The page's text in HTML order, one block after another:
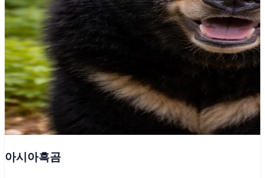
아시아흑곰